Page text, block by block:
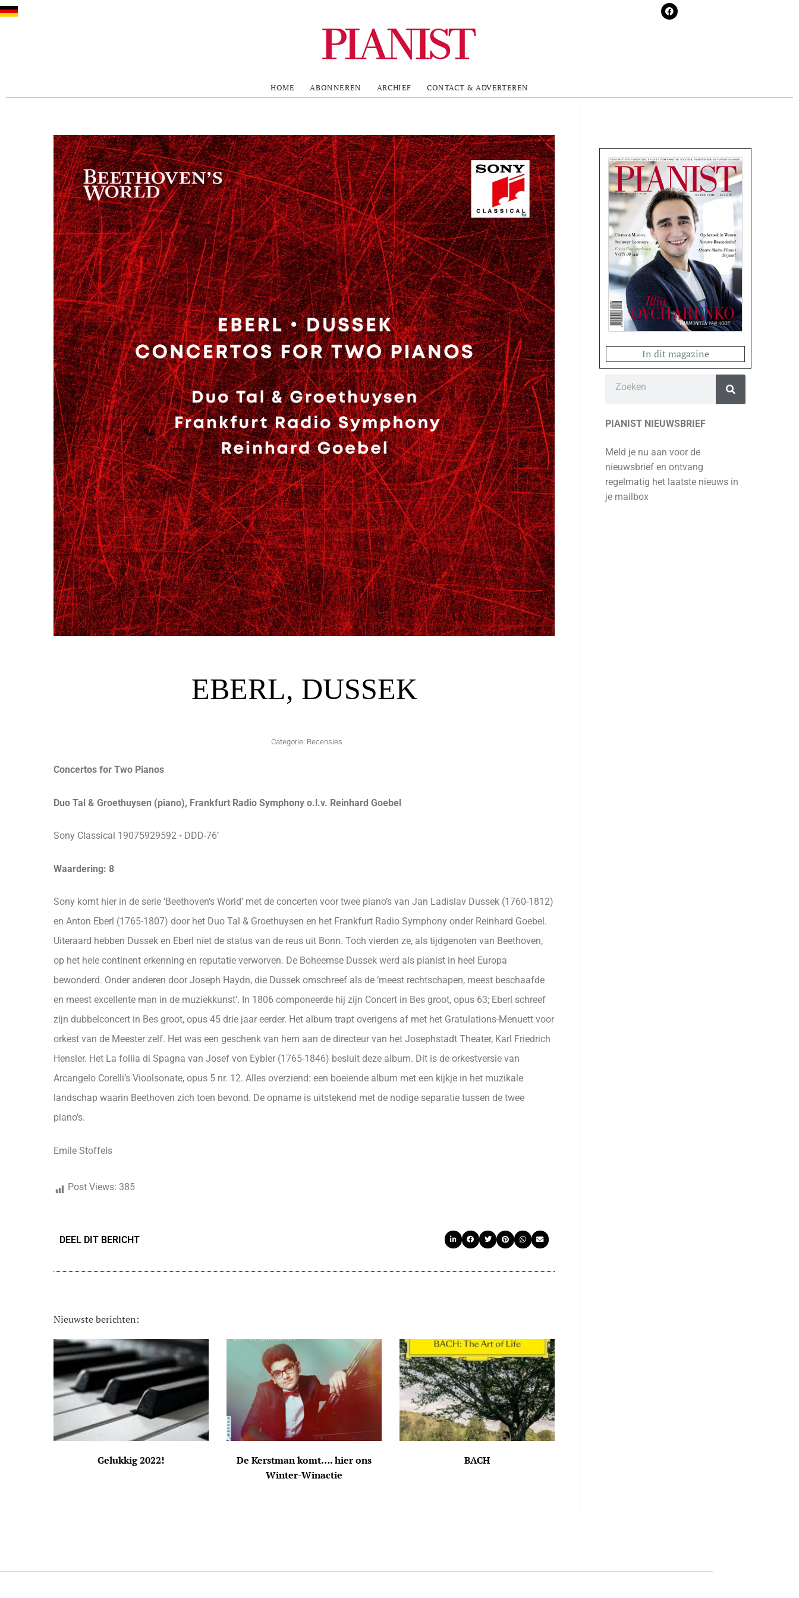
HOME ABONNEREN ARCHIEF CONTACT & ADVERTEREN
EBERL, DUSSEK
Categorie: Recensies
Concertos for Two Pianos
Duo Tal & Groethuysen (piano), Frankfurt Radio Symphony o.l.v. Reinhard Goebel
Sony Classical 19075929592 • DDD-76’
Waardering: 8
Sony komt hier in de serie ‘Beethoven’s World’ met de concerten voor twee piano’s van Jan Ladislav Dussek (1760-1812)
en Anton Eberl (1765-1807) door het Duo Tal & Groethuysen en het Frankfurt Radio Symphony onder Reinhard Goebel.
Uiteraard hebben Dussek en Eberl niet de status van de reus uit Bonn. Toch vierden ze, als tijdgenoten van Beethoven,
op het hele continent erkenning en reputatie verworven. De Boheemse Dussek werd als pianist in heel Europa
bewonderd. Onder anderen door Joseph Haydn, die Dussek omschreef als de ‘meest rechtschapen, meest beschaafde
en meest excellente man in de muziekkunst’. In 1806 componeerde hij zijn Concert in Bes groot, opus 63; Eberl schreef
zijn dubbelconcert in Bes groot, opus 45 drie jaar eerder. Het album trapt overigens af met het Gratulations-Menuett voor
orkest van de Meester zelf. Het was een geschenk van hem aan de directeur van het Josephstadt Theater, Karl Friedrich
Hensler. Het La follia di Spagna van Josef von Eybler (1765-1846) besluit deze album. Dit is de orkestversie van
Arcangelo Corelli’s Vioolsonate, opus 5 nr. 12. Alles overziend: een boeiende album met een kijkje in het muzikale
landschap waarin Beethoven zich toen bevond. De opname is uitstekend met de nodige separatie tussen de twee
piano’s.
Emile Stoffels
Post Views: 385
DEEL DIT BERICHT
Nieuwste berichten:
Gelukkig 2022!
De Kerstman komt…. hier ons
Winter-Winactie
BACH
In dit magazine
PIANIST NIEUWSBRIEF
Meld je nu aan voor de
nieuwsbrief en ontvang
regelmatig het laatste nieuws in
je mailbox